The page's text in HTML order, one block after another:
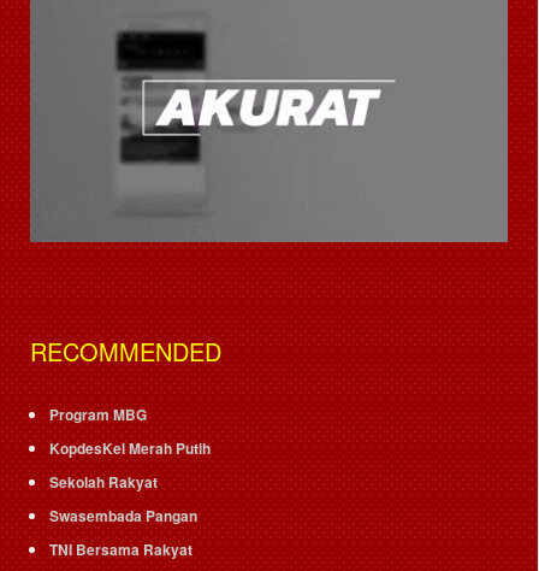
RECOMMENDED
Program MBG
KopdesKel Merah Putih
Sekolah Rakyat
Swasembada Pangan
TNI Bersama Rakyat